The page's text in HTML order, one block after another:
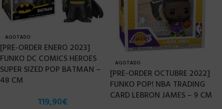
AGOTADO
[PRE-ORDER ENERO 2023]
FUNKO DC COMICS HEROES
SUPER SIZED POP BATMAN –
48 CM
119,90€
AGOTADO
[PRE-ORDER OCTUBRE 2022]
FUNKO POP! NBA TRADING
CARD LEBRON JAMES – 9 CM